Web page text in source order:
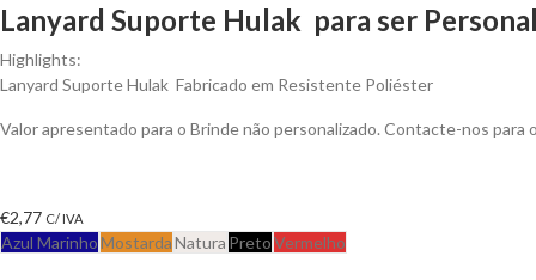
Lanyard Suporte Hulak para ser
Highlights:
Lanyard Suporte Hulak Fabricado em Resistente Poliéster
Valor apresentado para o Brinde não personalizado. Contacte-nos
€2,77 C/ IVA
Azul MarinhoMostardaNatura PretoVermelho